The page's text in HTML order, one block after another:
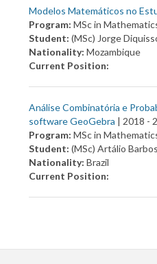
Modelos Matemáticos no
Program: MSc in
Student: (MSc) Jorge
Nationality: Mozambique
Current Position:
Análise Combinatória e
software GeoGebra | 2018 -
Program: MSc in
Student: (MSc) Artálio
Nationality: Brazil
Current Position: